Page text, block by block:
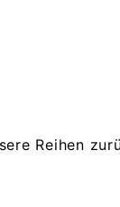
Reihen